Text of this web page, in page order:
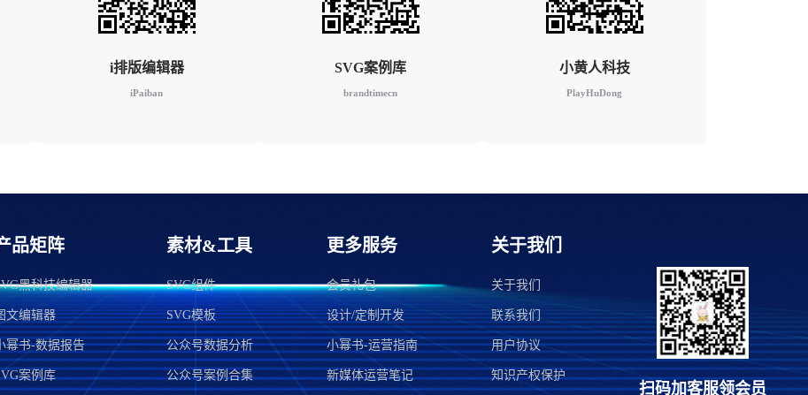
i排版编辑器
iPaiban
SVG案例库
brandtimecn
小黄人科技
PlayHuDong
品矩阵
黑科技编辑器
文编辑器
幂书-数据报告
案例库
素材&工具
SVG组件
SVG模板
公众号数据分析
公众号案例合集
更多服务
会员礼包
设计/定制开发
小幂书-运营指南
新媒体运营笔记
关于我们
关于我们
联系我们
用户协议
知识产权保护
扫码加客服领会员